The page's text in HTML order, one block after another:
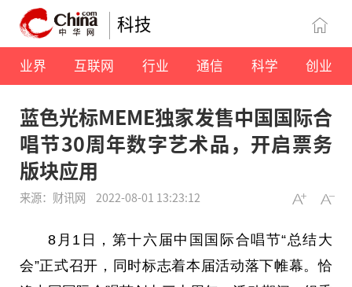
科技
业界 互联网 行业 通信 科学 创业
蓝色光标MEME独家发售中国国际合
唱节30周年数字艺术品，开启票务
版块应用
来源：财讯网 2022-08-01 13:23:12
8月1日，第十六届中国 国际合唱节“总结大
会”正式召开，同时标志着本届活动落下帷幕。恰